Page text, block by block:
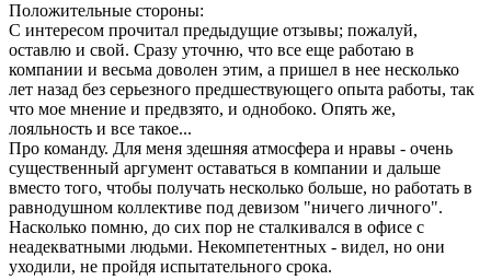
Положительные стороны:
С интересом прочитал предыдущие отзывы; пожалуй,
оставлю и свой. Сразу уточню, что все еще работаю в
компании и весьма доволен этим, а пришел в нее несколько
лет назад без серьезного предшествующего опыта работы, так
что мое мнение и предвзято, и однобоко. Опять же,
лояльность и все такое...
Про команду. Для меня здешняя атмосфера и нравы - очень
существенный аргумент оставаться в компании и дальше
вместо того, чтобы получать несколько больше, но работать в
равнодушном коллективе под девизом "ничего личного".
Насколько помню, до сих пор не сталкивался в офисе с
неадекватными людьми. Некомпетентных - видел, но они
уходили, не пройдя испытательного срока.